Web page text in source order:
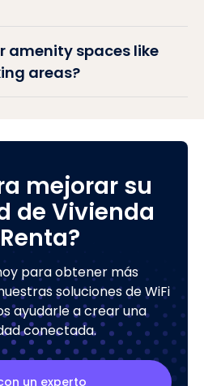
amenity spaces like
areas?
mejorar su
de Vivienda
para obtener más
soluciones de WiFi
ayudarle a crear una
conectada.
un experto